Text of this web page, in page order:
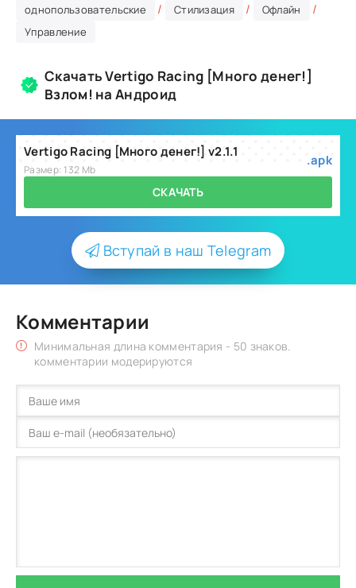
однопользовательские / Стилизация / Офлайн /
Управление
Скачать Vertigo Racing [Много денег!]
Взлом! на Андроид
Vertigo Racing [Много денег!] v2.1.1
Размер: 132 Mb
.apk
СКАЧАТЬ
Вступай в наш Telegram
Комментарии
Минимальная длина комментария - 50 знаков.
комментарии модерируются